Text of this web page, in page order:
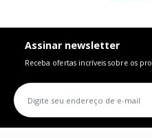
Assinar newsletter
Receba ofertas incríveis sobre os